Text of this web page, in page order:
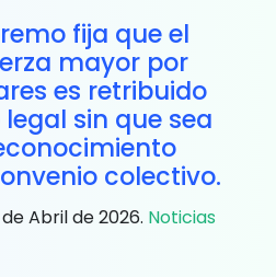
fija que el
mayor por
es retribuido
sin que sea
colectivo.
Abril de 2026. Noticias